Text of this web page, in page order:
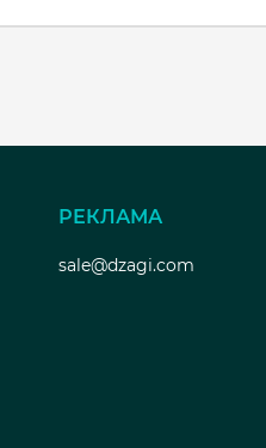
РЕКЛАМА
sale@dzagi.com